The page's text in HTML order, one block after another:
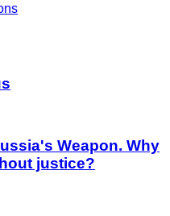
Weapon. Why
justice?